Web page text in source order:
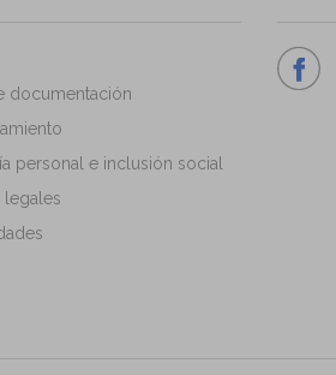
documentación
personal e inclusión social
legales